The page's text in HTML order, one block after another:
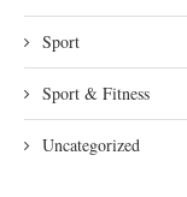
Sport
Sport & Fitness
Uncategorized